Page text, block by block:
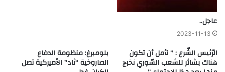
عاجل..
2023-11-13
الرّئيس الشّرع : ” نأمل أن تكون
هناك بشائر للشعب السّوري نخرج
بلومبرغ: منظومة الدفاع
الصاروخية “ثاد” الأميركية تصل